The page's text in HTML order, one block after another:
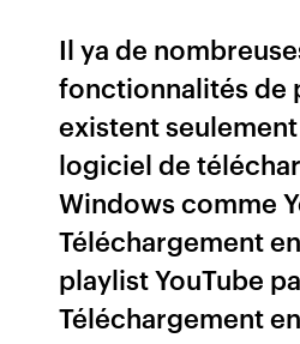
Il ya de
fonctionnalités de
existent
logiciel de
Windows comme
Téléchargement
playlist YouTube
Téléchargement